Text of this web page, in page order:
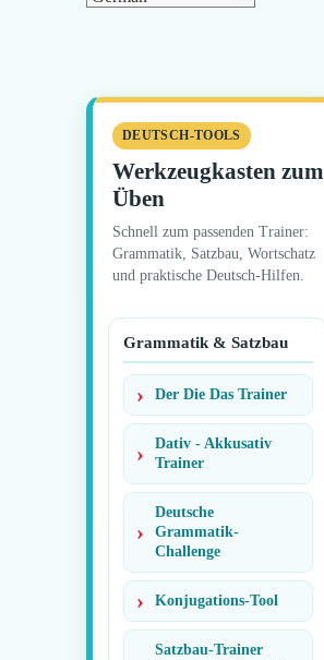
DEUTSCH-TOOLS
Werkzeugkasten zum
Üben
Schnell zum passenden Trainer:
Grammatik, Satzbau, Wortschatz
und praktische Deutsch-Hilfen.
Grammatik & Satzbau
Der Die Das Trainer
Dativ - Akkusativ
Trainer
Deutsche
Grammatik-
Challenge
Konjugations-Tool
Satzbau-Trainer